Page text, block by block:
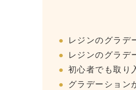
レジンのグラデ
レジンのグラデ
初心者でも取り
グラデーション